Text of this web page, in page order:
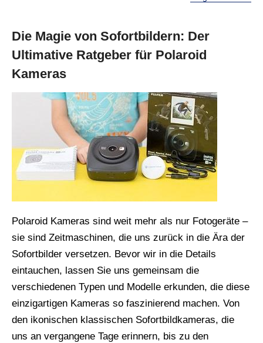
Die Magie von Sofortbildern: Der
Ultimative Ratgeber für Polaroid
Kameras
Polaroid Kameras sind weit mehr als nur Fotogeräte –
sie sind Zeitmaschinen, die uns zurück in die Ära der
Sofortbilder versetzen. Bevor wir in die Details
eintauchen, lassen Sie uns gemeinsam die
verschiedenen Typen und Modelle erkunden, die diese
einzigartigen Kameras so faszinierend machen. Von
den ikonischen klassischen Sofortbildkameras, die
uns an vergangene Tage erinnern, bis zu den